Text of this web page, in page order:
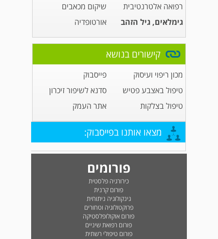
רפואה אלטרנטיבית
שיקום מכאבים
גימלאים, גיל הזהב
אורטופדיה
קישורים בנושא
מכון ריפוי ועיסוק
פייסבוק
טיפול באצבע פטיש
סדנא לשיפור זיכרון
טיפול בצלקות
אתר העמק
מצאו אותנו בפייסבוק:
פורומים
כירורגיה פלסטית
פורום קרנית
גינקולוגיה ניתוחית
פרוקטולוגיה וטחורים
פורום אוקולופלסטיקה
פורום רפואת שיניים
פורום טיפולי רשתית